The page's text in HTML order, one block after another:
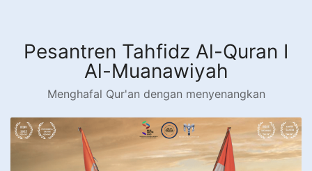
kontenPesantren Tahfidz Al-Quran I
Al-Muanawiyah
Menghafal Qur'an dengan menyenangkan